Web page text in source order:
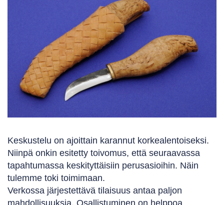
Keskustelu on ajoittain karannut korkealentoiseksi.
Niinpä onkin esitetty toivomus, että seuraavassa
tapahtumassa keskityttäisiin perusasioihin. Näin
tulemme toki toimimaan.
Verkossa järjestettävä tilaisuus antaa paljon
mahdollisuuksia. Osallistuminen on helppoa